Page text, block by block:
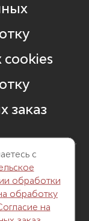
с
обработки
обработку
на
cookies
заказ
д. 12,